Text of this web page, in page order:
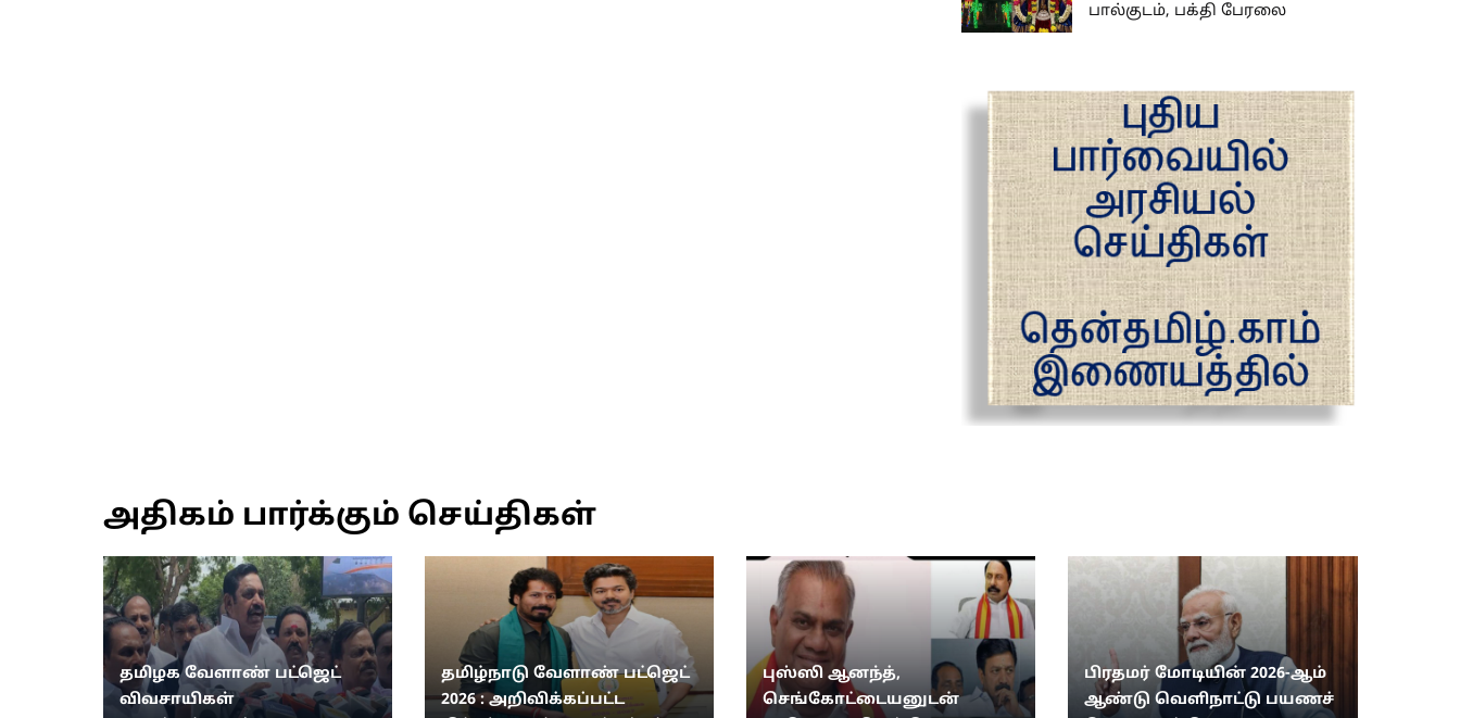
பால்குடம், பக்தி பேரலை
அதிகம் பார்க்கும் செய்திகள்
தமிழக வேளாண் பட்ஜெட்
விவசாயிகள்
தமிழ்நாடு வேளாண் பட்ஜெட்
2026 : அறிவிக்கப்பட்ட
புஸ்ஸி ஆனந்த்,
செங்கோட்டையனுடன்
பிரதமர் மோடியின் 2026-ஆம்
ஆண்டு வெளிநாட்டு பயணச்